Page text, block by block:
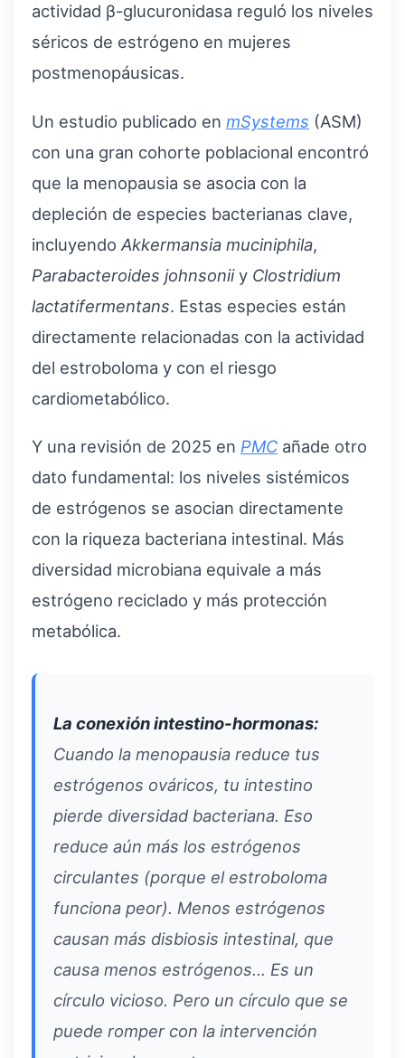
actividad β-glucuronidasa reguló los niveles
séricos de estrógeno en mujeres
postmenopáusicas.
Un estudio publicado en mSystems (ASM)
con una gran cohorte poblacional encontró
que la menopausia se asocia con la
depleción de especies bacterianas clave,
incluyendo Akkermansia muciniphila,
Parabacteroides johnsoniiy Clostridium
lactatifermentans. Estas especies están
directamente relacionadas con la actividad
del estroboloma y con el riesgo
cardiometabólico.
Y una revisión de 2025 en PMC añade otro
dato fundamental: los niveles sistémicos
de estrógenos se asocian directamente
con la riqueza bacteriana intestinal. Más
diversidad microbiana equivale a más
estrógeno reciclado y más protección
metabólica.
La conexión intestino-hormonas:
Cuando la menopausia reduce tus
estrógenos ováricos, tu intestino
pierde diversidad bacteriana. Eso
reduce aún más los estrógenos
circulantes (porque el estroboloma
funciona peor). Menos estrógenos
causan más disbiosis intestinal, que
causa menos estrógenos… Es un
círculo vicioso. Pero un círculo que se
puede romper con la intervención